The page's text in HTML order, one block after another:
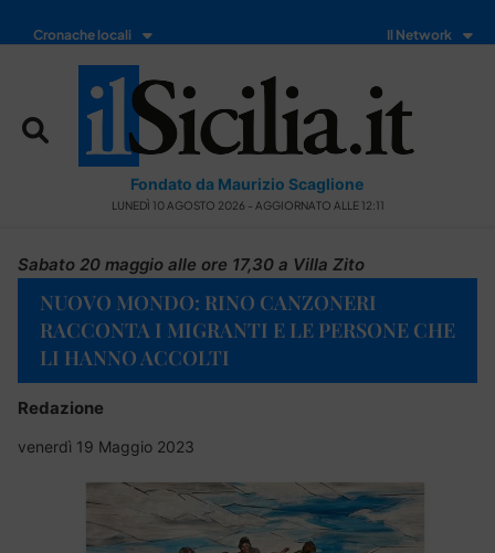
Cronache locali Il Network
Fondato da Maurizio Scaglione
LUNEDÌ 10 AGOSTO 2026 - AGGIORNATO ALLE 12:11
Sabato 20 maggio alle ore 17,30 a Villa Zito
NUOVO MONDO: RINO CANZONERI
RACCONTA I MIGRANTI E LE PERSONE CHE
LI HANNO ACCOLTI
Redazione
venerdì 19 Maggio 2023